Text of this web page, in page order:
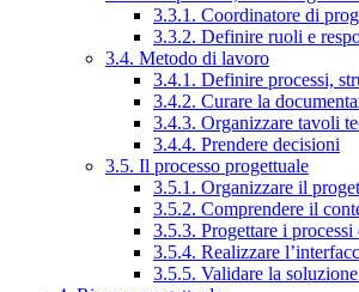
3.3.1. Coordinatore di
3.3.2. Definire ruoli e
3.4. Metodo di lavoro
3.4.1. Definire processi,
3.4.2. Curare la
3.4.3. Organizzare tavoli
3.4.4. Prendere decisioni
3.5. Il processo progettuale
3.5.1. Organizzare il
3.5.2. Comprendere il
3.5.3. Progettare i processi
3.5.4. Realizzare
3.5.5. Validare la